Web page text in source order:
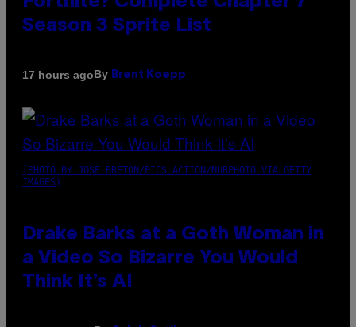
Season 3 Sprite List
17 hours agoBy Brent Koepp
(PHOTO BY JOSE BRETON/PICS ACTION/NURPHOTO VIA GETTY
IMAGES)
Drake Barks at a Goth Woman in
a Video So Bizarre You Would
Think It’s AI